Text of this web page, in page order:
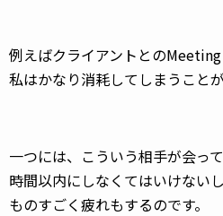
例えばクライアントとの
私はかなり消耗してしまうことが
一つには、こういう相手が会っ
時間以内にしなくてはいけない
ものすごく疲れもするのです。